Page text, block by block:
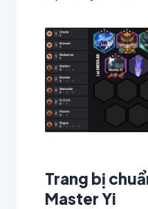
Trang bị
Master Yi